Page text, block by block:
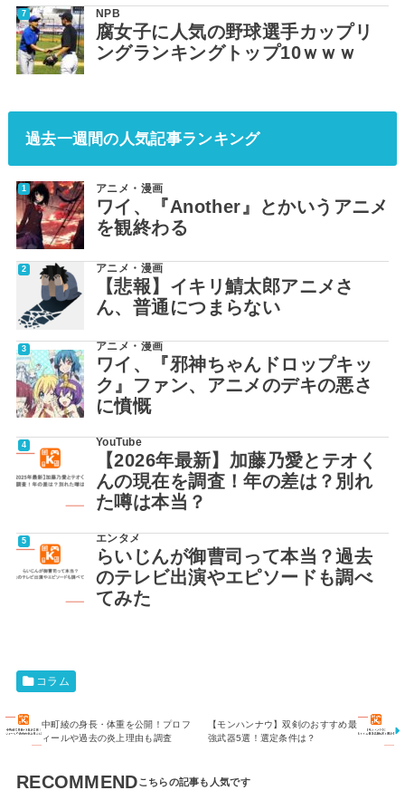
NPB
腐女子に人気の野球選手カップリ
ングランキングトップ10ｗｗｗ
過去一週間の人気記事ランキング
アニメ・漫画
ワイ、『Another』とかいうアニメ
を観終わる
アニメ・漫画
【悲報】イキリ鯖太郎アニメさ
ん、普通につまらない
アニメ・漫画
ワイ、『邪神ちゃんドロップキッ
ク』ファン、アニメのデキの悪さ
に憤慨
YouTube
【2026年最新】加藤乃愛とテオく
んの現在を調査！年の差は？別れ
た噂は本当？
エンタメ
らいじんが御曹司って本当？過去
のテレビ出演やエピソードも調べ
てみた
コラム
中町綾の身長・体重を公開！プロフ
ィールや過去の炎上理由も調査
【モンハンナウ】双剣のおすすめ最
強武器5選！選定条件は？
RECOMMEND